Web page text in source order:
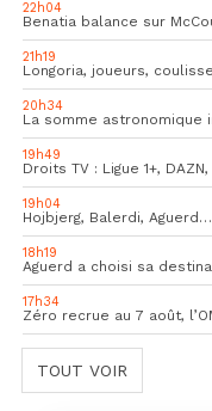
22h04
Benatia balance sur
21h19
Longoria, joueurs,
20h34
19h49
Droits TV : Ligue 1+,
19h04
Hojbjerg, Balerdi,
18h19
Aguerd a choisi sa
17h34
TOUT VOIR